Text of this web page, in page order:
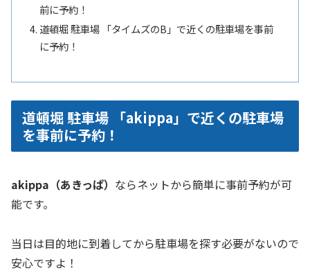
前に予約！
道頓堀 駐車場 「タイムズのB」で近くの駐車場を事前
に予約！
道頓堀 駐車場 「akippa」で近くの駐車場
を事前に予約！
akippa（あきっぱ） ならネットから簡単に事前予約が可
能です。
当日は目的地に到着してから駐車場を探す必要がないので
安心ですよ！